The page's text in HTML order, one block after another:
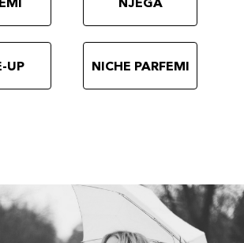
UP NICHE PARFEMI